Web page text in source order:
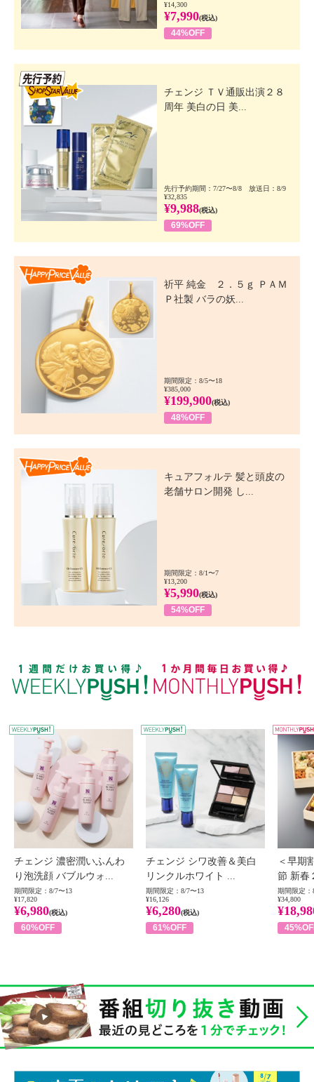
¥14,300
¥7,990(税込)
44%OFF
チェンジ ＴＶ通販出演２８
周年 美白の日 美...
先行予約期間：7/27〜8/8 放送日：8/9
¥32,835
¥9,988(税込)
69%OFF
祈平 純金 ２．５ｇ ＰＡＭ
Ｐ社製 バラの妖...
期間限定：8/5〜18
¥385,000
¥199,900(税込)
48%OFF
キュアフォルテ 髪と頭皮の
老舗サロン開発 し...
期間限定：8/1〜7
¥13,200
¥5,990(税込)
54%OFF
WEEKLY PUSH
チェンジ 濃密潤いふんわ
り泡洗顔 バブルウォ...
期間限定：8/7〜13
¥17,820
¥6,980(税込)
60%OFF
チェンジ シワ改善＆美白
リンクルホワイト ...
期間限定：8/7〜13
¥16,126
¥6,280(税込)
61%OFF
＜早期
節 新春
期間限定：
¥34,800